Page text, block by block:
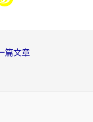
篇文章